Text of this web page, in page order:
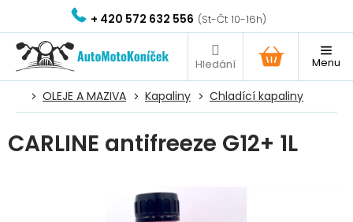
obsah
+ 420 572 632 556
NÁKUPNÍ
KOŠÍK
OLEJE A MAZIVA Kapaliny Chladící kapaliny
CARLINE antifreeze G12+ 1L